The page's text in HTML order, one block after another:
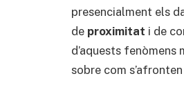
presencialment els
de proximitat i de
d’aquests
sobre com